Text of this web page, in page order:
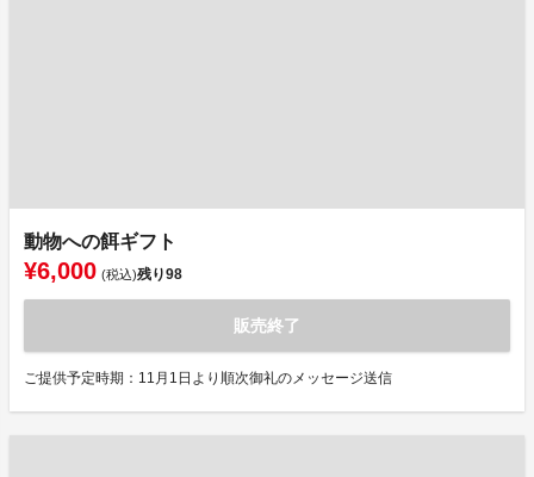
動物への餌ギフト
¥6,000 (税込)残り98
販売終了
ご提供予定時期：11月1日より順次御礼のメッセージ送信